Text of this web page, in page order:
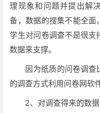
理现象和问题并提出解
备，数据的搜集不能全面
学生对问卷调查不是很支
数据来支撑。
因为纸质的问卷调查
的调查方式利用问卷网软
2、对调查得来的数